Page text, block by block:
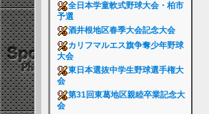
全日本学童軟式野球大会・柏市
予選
酒井根地区春季大会記念大会
カリフマルエス旗争奪少年野球
大会
東日本選抜中学生野球選手権大
会
第31回東葛地区親睦卒業記念大
会